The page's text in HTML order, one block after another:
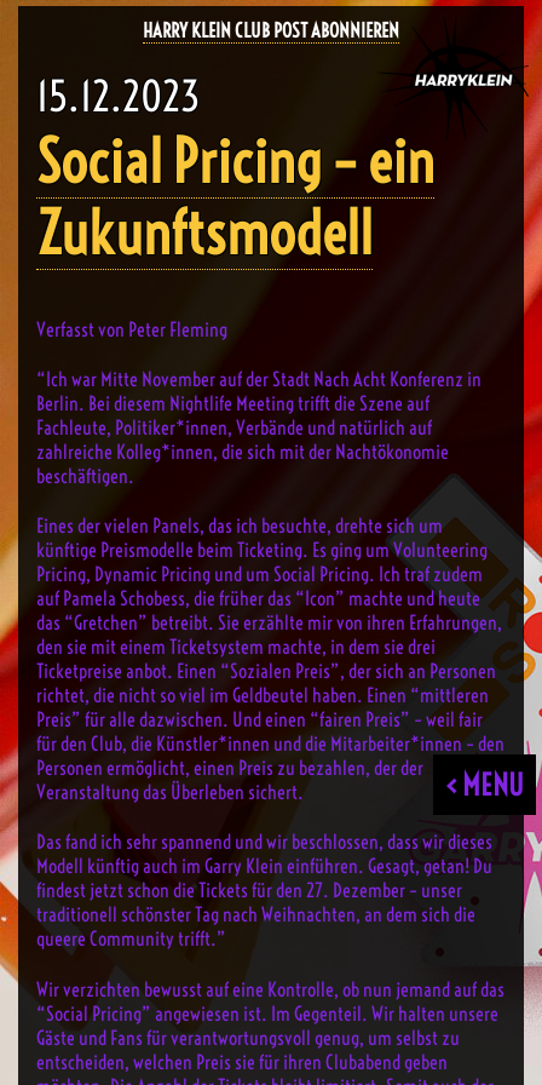
HARRY KLEIN CLUB POST ABONNIEREN
< MENU
15.12.2023
Social Pricing – ein
Zukunftsmodell
Verfasst von Peter Fleming
“Ich war Mitte November auf der Stadt Nach Acht Konferenz in
Berlin. Bei diesem Nightlife Meeting trifft die Szene auf
Fachleute, Politiker*innen, Verbände und natürlich auf
zahlreiche Kolleg*innen, die sich mit der Nachtökonomie
beschäftigen.
Eines der vielen Panels, das ich besuchte, drehte sich um
künftige Preismodelle beim Ticketing. Es ging um Volunteering
Pricing, Dynamic Pricing und um Social Pricing. Ich traf zudem
auf Pamela Schobess, die früher das “Icon” machte und heute
das “Gretchen” betreibt. Sie erzählte mir von ihren Erfahrungen,
den sie mit einem Ticketsystem machte, in dem sie drei
Ticketpreise anbot. Einen “Sozialen Preis”, der sich an Personen
richtet, die nicht so viel im Geldbeutel haben. Einen “mittleren
Preis” für alle dazwischen. Und einen “fairen Preis” – weil fair
für den Club, die Künstler*innen und die Mitarbeiter*innen – den
Personen ermöglicht, einen Preis zu bezahlen, der der
Veranstaltung das Überleben sichert.
Das fand ich sehr spannend und wir beschlossen, dass wir dieses
Modell künftig auch im Garry Klein einführen. Gesagt, getan! Du
findest jetzt schon die Tickets für den 27. Dezember – unser
traditionell schönster Tag nach Weihnachten, an dem sich die
queere Community trifft.”
Wir verzichten bewusst auf eine Kontrolle, ob nun jemand auf das
“Social Pricing” angewiesen ist. Im Gegenteil. Wir halten unsere
Gäste und Fans für verantwortungsvoll genug, um selbst zu
entscheiden, welchen Preis sie für ihren Clubabend geben